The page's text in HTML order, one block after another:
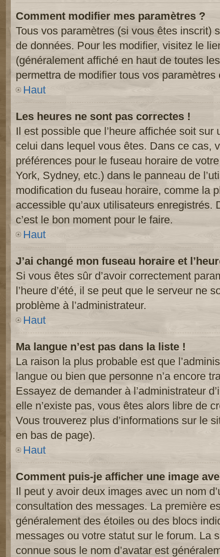
Comment modifier mes paramètres ?
Tous vos paramètres (si vous êtes inscrit)
de données. Pour les modifier, visitez le
(généralement affiché en haut de toutes
permettra de modifier tous vos paramètres
Haut
Les heures ne sont pas correctes !
Il est possible que l’heure affichée soit
celui dans lequel vous êtes. Dans ce cas,
préférences pour le fuseau horaire de
York, Sydney, etc.) dans le panneau de
modification du fuseau horaire, comme la
accessible qu’aux utilisateurs enregistrés.
c’est le bon moment pour le faire.
Haut
J’ai changé mon fuseau horaire et
Si vous êtes sûr d’avoir correctement
l’heure d’été, il se peut que le serveur ne
problème à l’administrateur.
Haut
Ma langue n’est pas dans la liste !
La raison la plus probable est que
langue ou bien que personne n’a encore
Essayez de demander à l’administrateur
elle n’existe pas, vous êtes alors libre de
Vous trouverez plus d’informations sur le
en bas de page).
Haut
Comment puis-je afficher une image
Il peut y avoir deux images avec un nom
consultation des messages. La première
généralement des étoiles ou des blocs
messages ou votre statut sur le forum. La
connue sous le nom d’avatar est